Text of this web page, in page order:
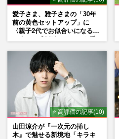
愛子さま、雅子さまの「30年
前の黄色セットアップ」に
〈親子2代でお似合いになる〉
⭐ 高評価の記事(10)
山田涼介が『一次元の挿し
木』で魅せる新境地「キラキ